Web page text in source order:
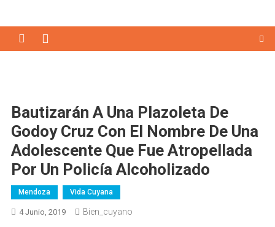
Bautizarán A Una Plazoleta De
Godoy Cruz Con El Nombre De Una
Adolescente Que Fue Atropellada
Por Un Policía Alcoholizado
Mendoza Vida Cuyana
4 Junio, 2019 Bien_cuyano